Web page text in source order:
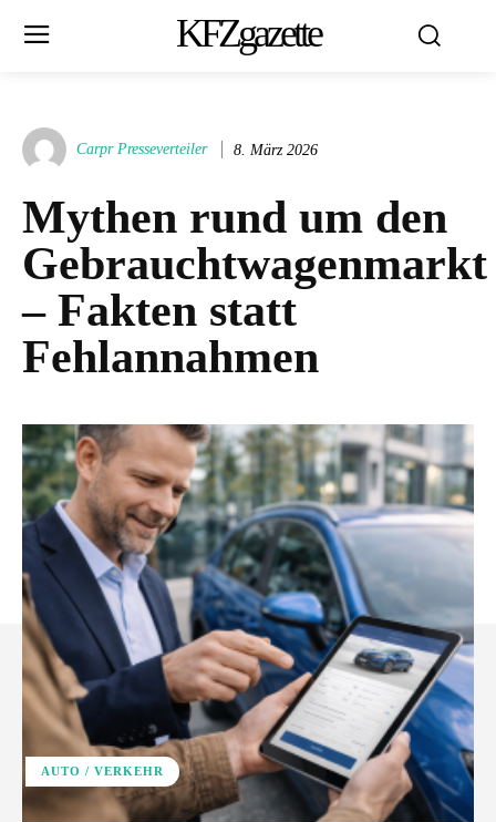
KFZgazette
Carpr Presseverteiler 8. März 2026
Mythen rund um den
Gebrauchtwagenmarkt
– Fakten statt
Fehlannahmen
AUTO / VERKEHR